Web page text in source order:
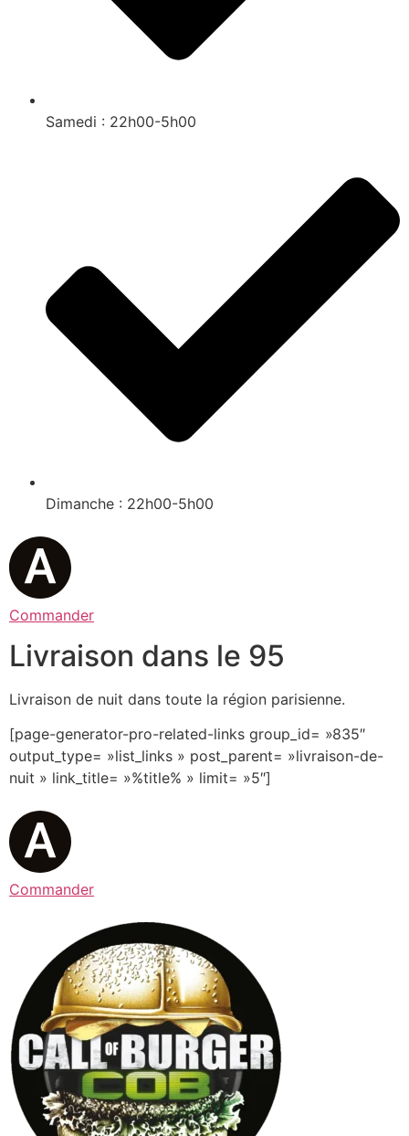
Samedi : 22h00-5h00
Dimanche : 22h00-5h00
Commander
Livraison dans le 95
Livraison de nuit dans toute la région parisienne.
[page-generator-pro-related-links group_id= »835″
output_type= »list_links » post_parent= »livraison-de-
nuit » link_title= »%title% » limit= »5″]
Commander